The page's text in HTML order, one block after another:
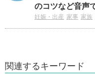
のコツなど音声
妊娠・出産 家事 家族
関連するキーワード